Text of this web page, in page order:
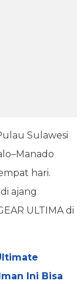
Sulawesi
hari.
ajang
ULTIMA di
Ini Bisa